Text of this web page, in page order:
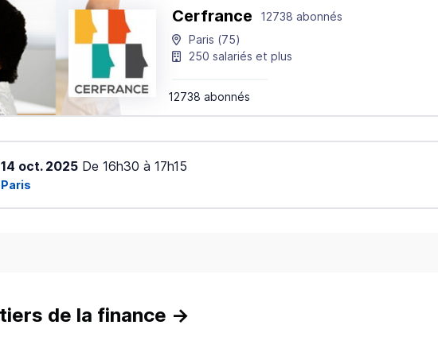
Cerfrance
12738 abonnés
Paris (75)
250 salariés et plus
12738 abonnés
14 oct. 2025 De 16h30 à 17h15
Paris
de la finance →